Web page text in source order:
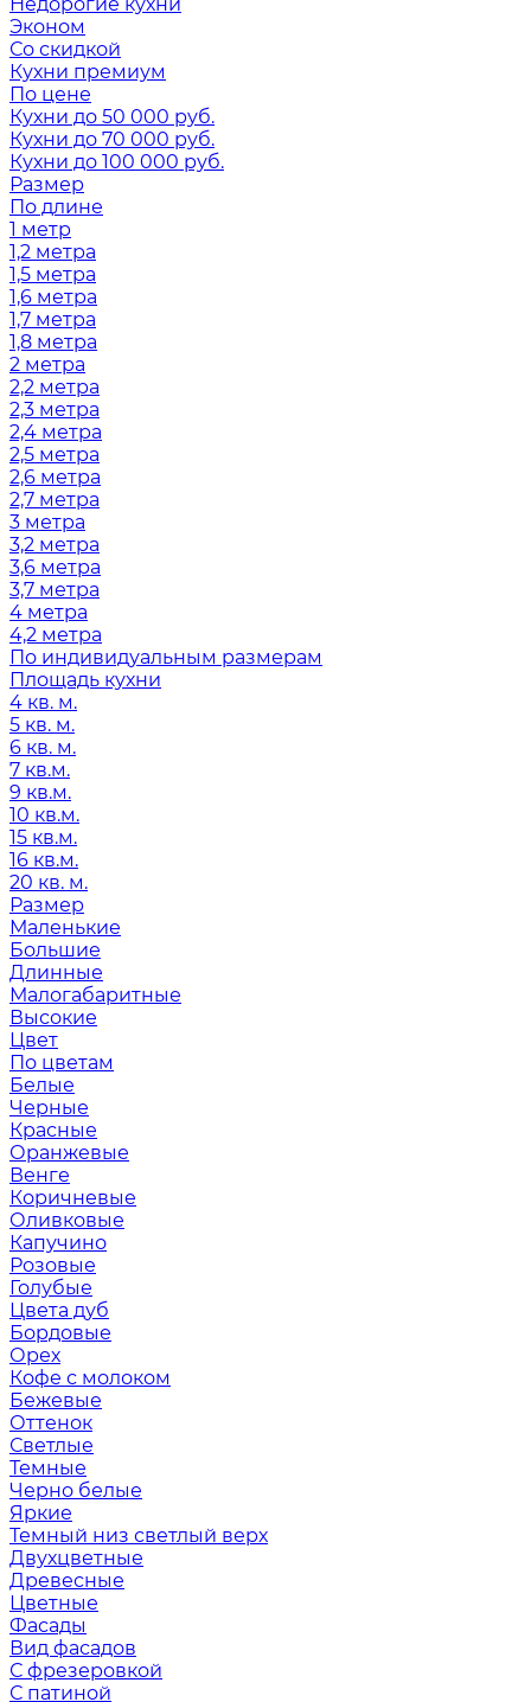
Эконом
Со скидкой
Кухни премиум
По цене
Кухни до 50 000 руб.
Кухни до 70 000 руб.
Кухни до 100 000 руб.
Размер
По длине
1 метр
1,2 метра
1,5 метра
1,6 метра
1,7 метра
1,8 метра
2 метра
2,2 метра
2,3 метра
2,4 метра
2,5 метра
2,6 метра
2,7 метра
3 метра
3,2 метра
3,6 метра
3,7 метра
4 метра
4,2 метра
По индивидуальным размерам
Площадь кухни
4 кв. м.
5 кв. м.
6 кв. м.
7 кв.м.
9 кв.м.
10 кв.м.
15 кв.м.
16 кв.м.
20 кв. м.
Размер
Маленькие
Большие
Длинные
Малогабаритные
Высокие
Цвет
По цветам
Белые
Черные
Красные
Оранжевые
Венге
Коричневые
Оливковые
Капучино
Розовые
Голубые
Цвета дуб
Бордовые
Орех
Кофе с молоком
Бежевые
Оттенок
Светлые
Темные
Черно белые
Яркие
Темный низ светлый верх
Двухцветные
Древесные
Цветные
Фасады
Вид фасадов
С фрезеровкой
С патиной